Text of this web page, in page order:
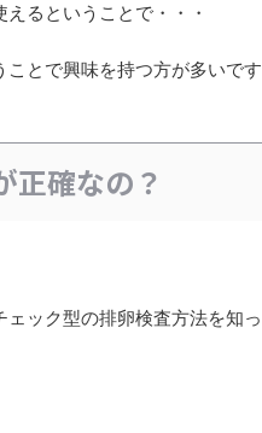
るということで・・・
とで興味を持つ方が多いです
正確なの？
ック型の排卵検査方法を知っ